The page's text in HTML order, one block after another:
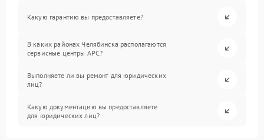
Какую гарантию вы предоставляете?
В каких районах Челябинска располагаются
сервисные центры APC?
Выполняете ли вы ремонт для юридических
лиц?
Какую документацию вы предоставляете
для юридических лиц?